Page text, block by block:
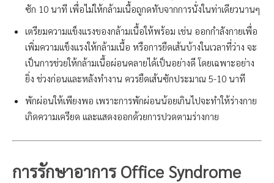
ซัก 10 นาที เพื่อไม่ให้กล้ามเนื้อถูกดทับจากการนั่งในท่าเดียวนานๆ
เตรียมความแข็งแรงของกล้ามเนื้อให้พร้อม เช่น ออกกำลังกายเพื่อ
เพิ่มความแข็งแรงให้กล้ามเนื้อ หรือการยืดเส้นบ้างในเวลาที่ว่าง จะ
เป็นการช่วยให้กล้ามเนื้อผ่อนคลายได้เป็นอย่างดี โดยเฉพาะอย่าง
ยิ่ง ช่วงก่อนและหลังทำงาน ควรยืดเส้นซักประมาณ 5-10 นาที
พักผ่อนให้เพียงพอ เพราะการพักผ่อนน้อยเกินไปจะทำให้ร่างกาย
เกิดความเครียด และแสดงออกด้วยการปวดตามร่างกาย
การรักษาอาการ Office Syndrome